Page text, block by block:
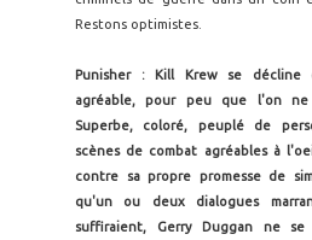
Restons optimistes.
Punisher : Kill Krew se décline
agréable, pour peu que l'on
Superbe, coloré, peuplé de
scènes de combat agréables à
contre sa propre promesse de
qu'un ou deux dialogues
suffiraient, Gerry Duggan ne